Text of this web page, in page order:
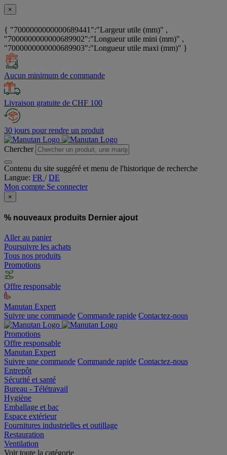
×
{ "7000000000000689441":"Largeur utile (mm)" ,
"7000000000000689902":"Longueur utile mini (mm)" ,
"7000000000000689903":"Longueur utile maxi (mm)" }
Aucun minimum de commande
Livraison gratuite de CHF 100
30 jours pour rendre un produit
Chercher
Contenu du site suggéré et menu de l'historique de recherche
Langue: FR /DE
Mon compte Se connecter
×
% nouveaux produits Dernier ajout
Aller au panier
Poursuivre les achats
Tous nos produits
Promotions
Offre responsable
Manutan Expert
Suivre une commande Commande rapide Contactez-nous
Promotions
Offre responsable
Manutan Expert
Suivre une commande Commande rapide Contactez-nous
Entrepôt
Sécurité et santé
Bureau - Télétravail
Hygiène
Emballage et bac
Espace extérieur
Fournitures industrielles et outillage
Restauration
Ventilation
Voir toute la catégorie